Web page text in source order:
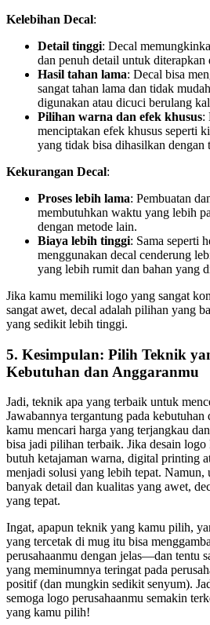
Kelebihan Decal:
Detail tinggi: Decal
dan penuh detail untuk diterapkan
Hasil tahan lama: Decal bisa
sangat tahan lama dan tidak
digunakan atau dicuci berulang
Pilihan warna dan efek khusus:
menciptakan efek khusus seperti
yang tidak bisa dihasilkan dengan
Kekurangan Decal:
Proses lebih lama: Pembuatan
membutuhkan waktu yang lebih
dengan metode lain.
Biaya lebih tinggi: Sama seperti
menggunakan decal cenderung
yang lebih rumit dan bahan yang
Jika kamu memiliki logo yang sangat
sangat awet, decal adalah pilihan yang
yang sedikit lebih tinggi.
5. Kesimpulan: Pilih Teknik
Kebutuhan dan Anggaranmu
Jadi, teknik apa yang terbaik untuk
Jawabannya tergantung pada kebutuhan
kamu mencari harga yang terjangkau
bisa jadi pilihan terbaik. Jika desain
butuh ketajaman warna, digital printing
menjadi solusi yang lebih tepat. Namun,
banyak detail dan kualitas yang awet,
yang tepat.
Ingat, apapun teknik yang kamu pilih,
yang tercetak di mug itu bisa
perusahaanmu dengan jelas—dan tentu
yang meminumnya teringat pada
positif (dan mungkin sedikit senyum).
semoga logo perusahaanmu semakin
yang kamu pilih!